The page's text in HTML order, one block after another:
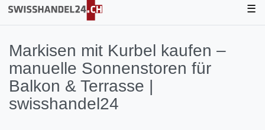
☰
Markisen mit Kurbel kaufen –
manuelle Sonnenstoren für
Balkon & Terrasse |
swisshandel24